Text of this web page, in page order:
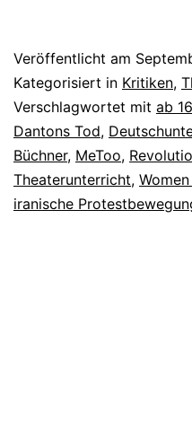
Veröffentlicht am
Kategorisiert in Kritiken,
Verschlagwortet mit ab
Dantons Tod,
Büchner, MeToo,
Theaterunterricht,
iranische